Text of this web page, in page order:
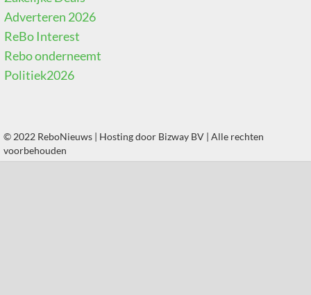
Adverteren 2026
ReBo Interest
Rebo onderneemt
Politiek2026
© 2022 ReboNieuws | Hosting door Bizway BV | Alle rechten
voorbehouden